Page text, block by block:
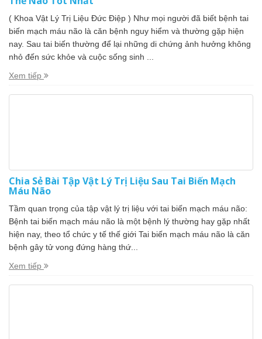
( Khoa Vật Lý Trị Liệu Đức Điệp ) Như mọi người đã biết bệnh tai
biến mạch máu não là căn bệnh nguy hiểm và thường gặp hiện
nay. Sau tai biến thường để lại những di chứng ảnh hưởng không
nhỏ đến sức khỏe và cuộc sống sinh ...
Xem tiếp
Chia Sẻ Bài Tập Vật Lý Trị Liệu Sau Tai Biến Mạch
Máu Não
Tầm quan trọng của tập vật lý trị liệu với tai biến mạch máu não:
Bệnh tai biến mạch máu não là một bệnh lý thường hay gặp nhất
hiện nay, theo tổ chức y tế thế giới Tai biến mạch máu não là căn
bệnh gây tử vong đứng hàng thứ...
Xem tiếp